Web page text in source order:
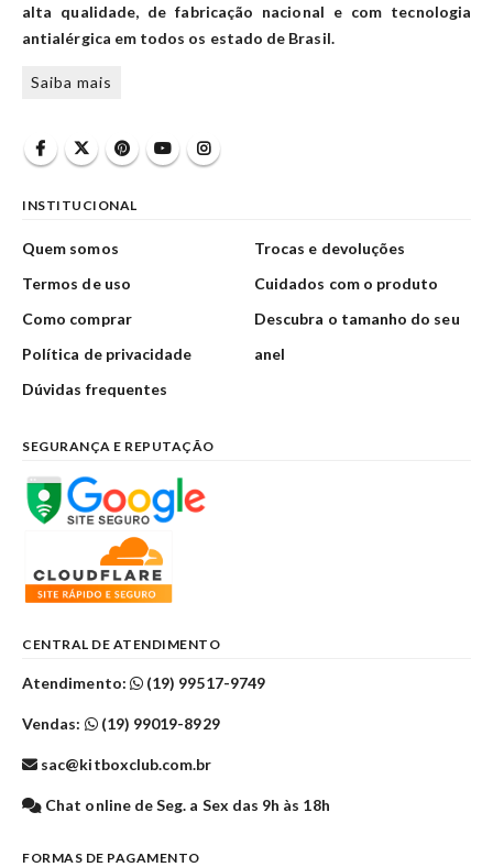
alta qualidade, de fabricação nacional e com tecnologia
antialérgica em todos os estado de Brasil.
Saiba mais
INSTITUCIONAL
Quem somos
Termos de uso
Como comprar
Política de privacidade
Dúvidas frequentes
Trocas e devoluções
Cuidados com o produto
Descubra o tamanho do seu
anel
SEGURANÇA E REPUTAÇÃO
CENTRAL DE ATENDIMENTO
Atendimento: (19) 99517-9749
Vendas: (19) 99019-8929
sac@kitboxclub.com.br
Chat online de Seg. a Sex das 9h às 18h
FORMAS DE PAGAMENTO